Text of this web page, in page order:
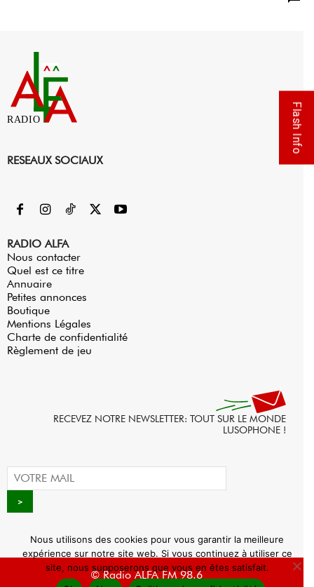
RADIO
RESEAUX SOCIAUX
RADIO ALFA
Nous contacter
Quel est ce titre
Annuaire
Petites annonces
Boutique
Mentions Légales
Charte de confidentialité
Règlement de jeu
RECEVEZ NOTRE NEWSLETTER: TOUT SUR LE MONDE
LUSOPHONE !
© Radio ALFA FM 98.6
Flash Info
Nous utilisons des cookies pour vous garantir la meilleure
expérience sur notre site web. Si vous continuez à utiliser ce
site, nous supposerons que vous en êtes satisfait.